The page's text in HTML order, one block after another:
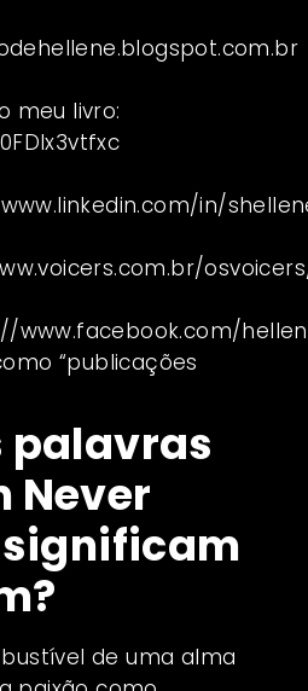
meu livro:
in/
www.facebook.com/
“publicações
palavras
Never
significam
de uma alma